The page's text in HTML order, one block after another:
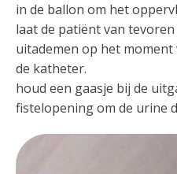
in de ballon om het
laat de patiënt van
uitademen op het
de katheter.
houd een gaasje bij de
fistelopening om de urine